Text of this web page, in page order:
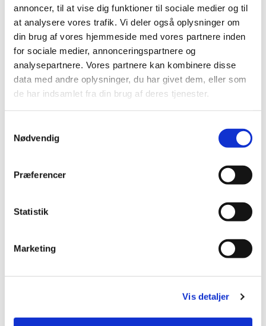
annoncer, til at vise dig funktioner til sociale medier og til
at analysere vores trafik. Vi deler også oplysninger om
din brug af vores hjemmeside med vores partnere inden
for sociale medier, annonceringspartnere og
analysepartnere. Vores partnere kan kombinere disse
data med andre oplysninger, du har givet dem, eller som
de har indsamlet fra din brug af deres tjenester.
Nødvendig
Præferencer
Statistik
Marketing
Vis detaljer
Du vil måske også kunne